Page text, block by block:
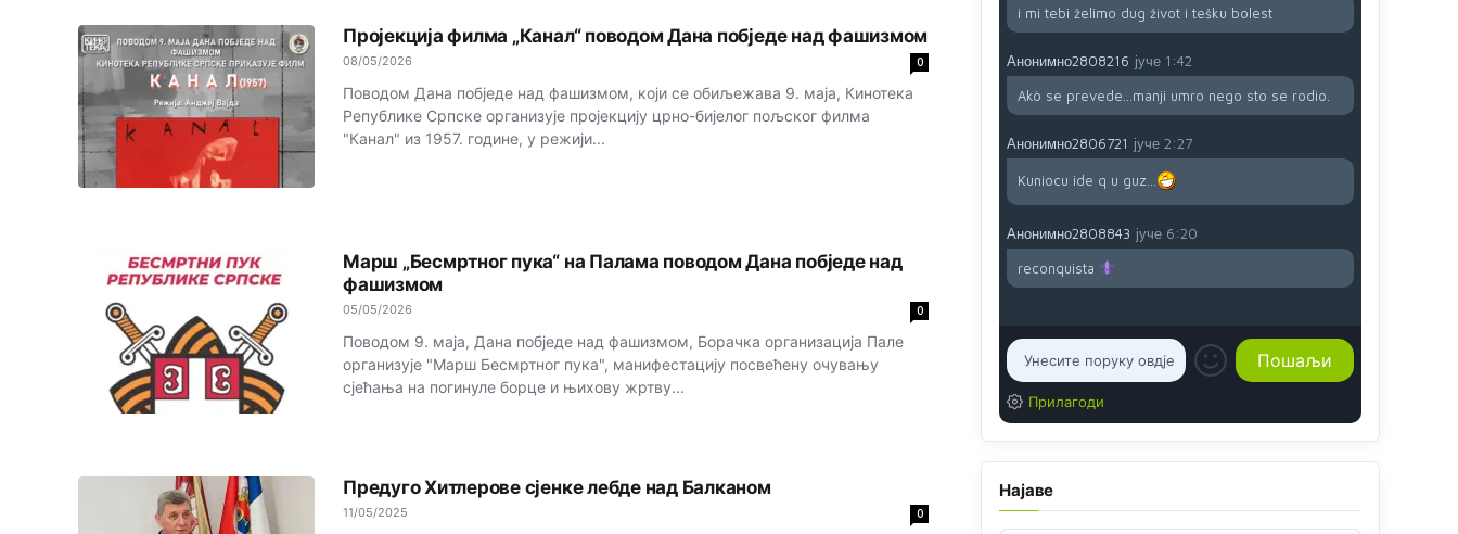
Пројекција филма „Канал“ поводом Дана побједе над фашизмом
08/05/2026 0
Поводом Дана побједе над фашизмом, који се обиљежава 9. маја, Кинотека
Републике Српске организује пројекцију црно-бијелог пољског филма
"Канал" из 1957. године, у режији...
Марш „Бесмртног пука“ на Палама поводом Дана побједе над
фашизмом
05/05/2026 0
Поводом 9. маја, Дана побједе над фашизмом, Борачка организација Пале
организује "Марш Бесмртног пука", манифестацију посвећену очувању
сјећања на погинуле борце и њихову жртву...
Предуго Хитлерове сјенке лебде над Балканом
11/05/2025 0
i mi tebi želimo dug život i tešku bolest
Анонимно2808216 јуче 1:42
Akò se prevede...manji umro nego sto se rodio.
Анонимно2806721 јуче 2:27
Kuniocu ide q u guz...
Анонимно2808843 јуче 6:20
reconquista
Прилагоди
Најаве